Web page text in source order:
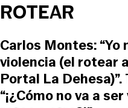
ROTEAR
Carlos Montes:
violencia (el rotear
Portal La Dehesa)”.
“¡¿Cómo no va a